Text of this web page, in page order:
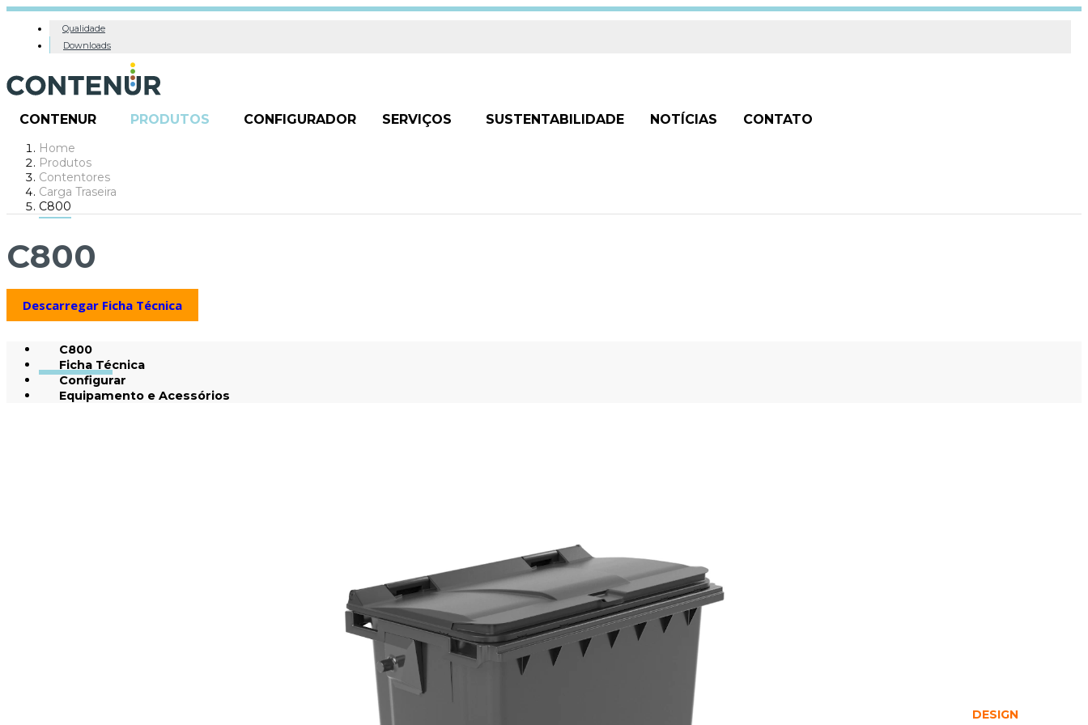
Qualidade
Downloads
CONTENUR PRODUTOS CONFIGURADOR SERVIÇOS SUSTENTABILIDADE NOTÍCIAS CONTATO
Home
Produtos
Contentores
Carga Traseira
C800
C800
Descarregar Ficha Técnica
C800
Ficha Técnica
Configurar
Equipamento e Acessórios
DESIGN